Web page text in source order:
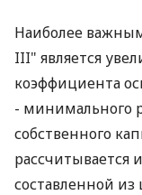
Наиболее
III" является
коэффициента
- минимального
собственного
рассчитывается
составленной